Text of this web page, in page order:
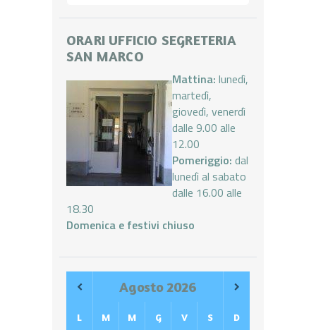
ORARI UFFICIO SEGRETERIA
SAN MARCO
Mattina: lunedì,
martedì,
giovedì, venerdì
dalle 9.00 alle
12.00
Pomeriggio: dal
lunedì al sabato
dalle 16.00 alle
18.30
Domenica e festivi chiuso
Agosto 2026
L M M G V S D